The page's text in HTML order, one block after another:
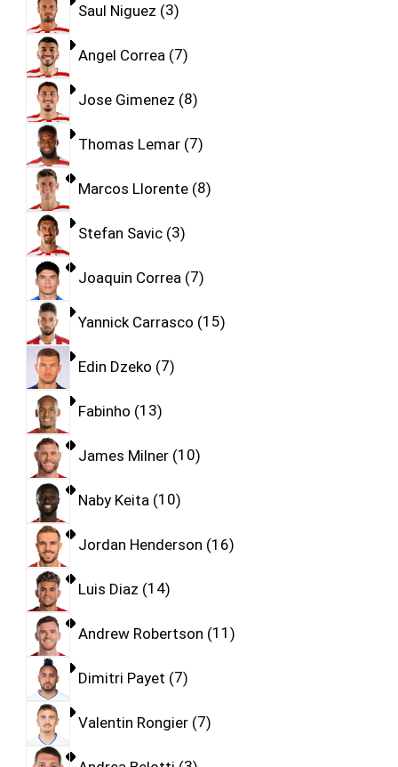
Saul Niguez 3
Angel Correa 7
Jose Gimenez 8
Thomas Lemar 7
Marcos Llorente 8
Stefan Savic 3
Joaquin Correa 7
Yannick Carrasco 15
Edin Dzeko 7
Fabinho 13
James Milner 10
Naby Keita 10
Jordan Henderson 16
Luis Diaz 14
Andrew Robertson 11
Dimitri Payet 7
Valentin Rongier 7